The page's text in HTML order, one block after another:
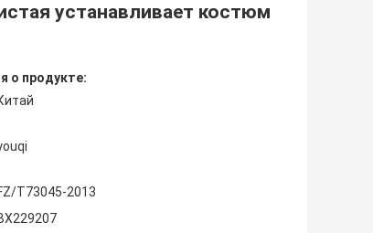
устанавливает костюм
о продукте:
T73045-2013